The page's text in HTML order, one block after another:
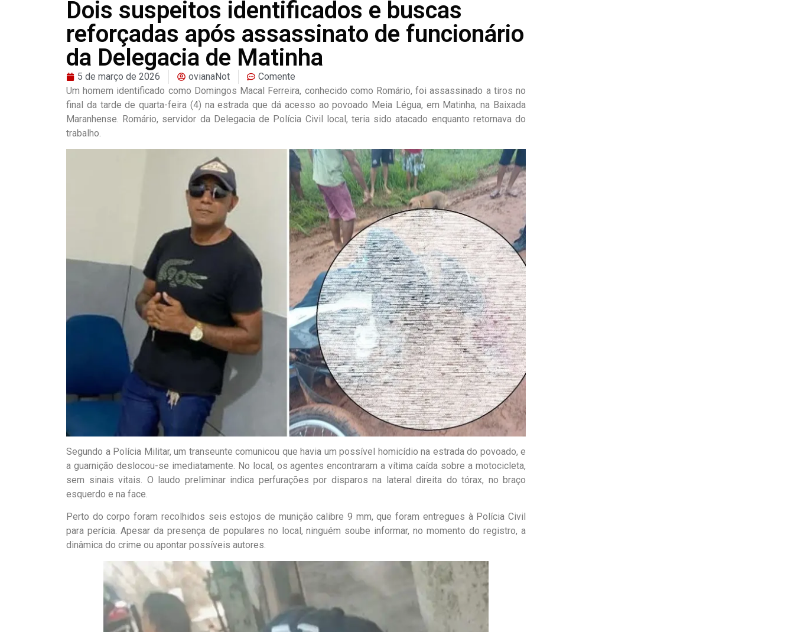
Dois suspeitos identificados e buscas
reforçadas após assassinato de funcionário
da Delegacia de Matinha
5 de março de 2026 ovianaNot
Comente
Um homem identificado como Domingos Macal Ferreira, conhecido como Romário, foi assassinado a tiros no
final da tarde de quarta-feira (4) na estrada que dá acesso ao povoado Meia Légua, em Matinha, na Baixada
Maranhense. Romário, servidor da Delegacia de Polícia Civil local, teria sido atacado enquanto retornava do
trabalho.
Segundo a Polícia Militar, um transeunte comunicou que havia um possível homicídio na estrada do povoado, e
a guarnição deslocou-se imediatamente. No local, os agentes encontraram a vítima caída sobre a motocicleta,
sem sinais vitais. O laudo preliminar indica perfurações por disparos na lateral direita do tórax, no braço
esquerdo e na face.
Perto do corpo foram recolhidos seis estojos de munição calibre 9 mm, que foram entregues à Polícia Civil
para perícia. Apesar da presença de populares no local, ninguém soube informar, no momento do registro, a
dinâmica do crime ou apontar possíveis autores.